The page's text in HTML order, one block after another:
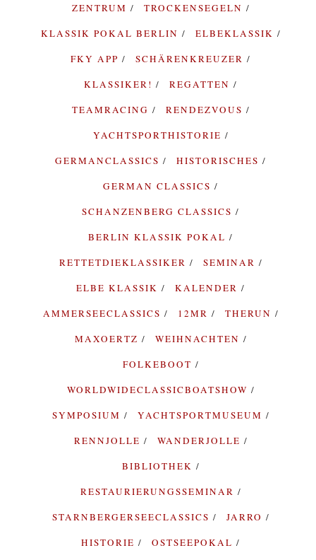
ZENTRUM
TROCKENSEGELN
KLASSIK POKAL BERLIN
ELBEKLASSIK
FKY APP
SCHÄRENKREUZER
KLASSIKER!
REGATTEN
TEAMRACING
RENDEZVOUS
YACHTSPORTHISTORIE
GERMANCLASSICS
HISTORISCHES
GERMAN CLASSICS
SCHANZENBERG CLASSICS
BERLIN KLASSIK POKAL
RETTETDIEKLASSIKER
SEMINAR
ELBE KLASSIK
KALENDER
AMMERSEECLASSICS
12MR
THERUN
MAXOERTZ
WEIHNACHTEN
FOLKEBOOT
WORLDWIDECLASSICBOATSHOW
SYMPOSIUM
YACHTSPORTMUSEUM
RENNJOLLE
WANDERJOLLE
BIBLIOTHEK
RESTAURIERUNGSSEMINAR
STARNBERGERSEECLASSICS
JARRO
HISTORIE
OSTSEEPOKAL